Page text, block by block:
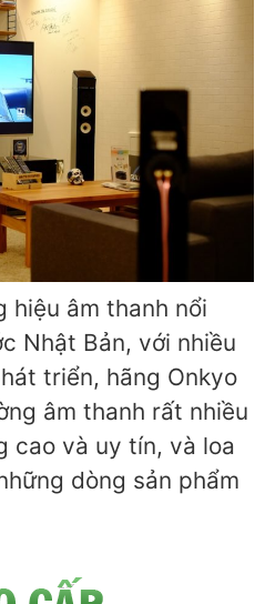
hiệu âm thanh nổi
Nhật Bản, với nhiều
triển, hãng Onkyo
âm thanh rất nhiều
cao và uy tín, và loa
dòng sản phẩm